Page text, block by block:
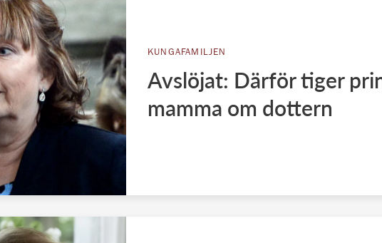
KUNGAFAMILJEN
Avslöjat: Därför tiger
mamma om dottern